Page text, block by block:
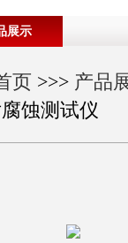
展示
页 >>> 产品
蚀测试仪